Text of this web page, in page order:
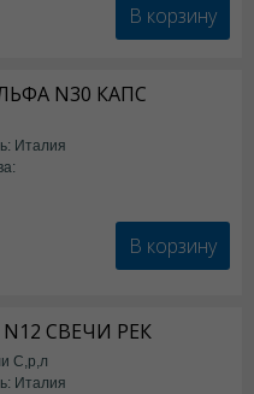
В корзину
N30 КАПС
Италия
В корзину
СВЕЧИ РЕК
С,р,л
Италия